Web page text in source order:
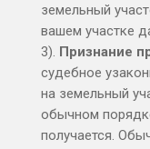
земельный
вашем участке
3). Признание
судебное
на земельный
обычном
получается.